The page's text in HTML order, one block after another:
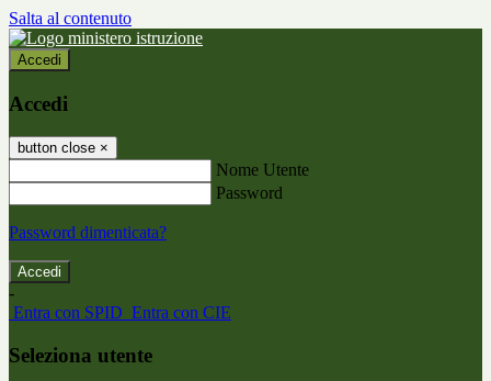
Salta al contenuto
Accedi
Accedi
button close ×
Nome Utente
Password
Password dimenticata?
-
Entra con SPID Entra con CIE
Seleziona utente